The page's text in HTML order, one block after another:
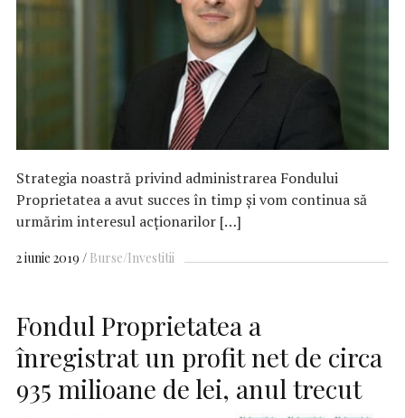
Strategia noastră privind administrarea Fondului
Proprietatea a avut succes în timp și vom continua să
urmărim interesul acționarilor […]
2 iunie 2019 Burse/Investitii
Fondul Proprietatea a
înregistrat un profit net de circa
935 milioane de lei, anul trecut